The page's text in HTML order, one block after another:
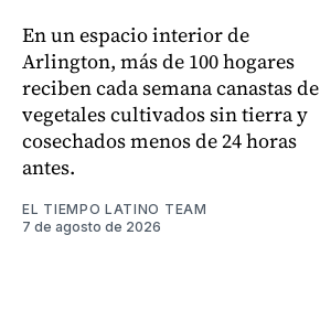
En un espacio interior de
Arlington, más de 100 hogares
reciben cada semana canastas de
vegetales cultivados sin tierra y
cosechados menos de 24 horas
antes.
EL TIEMPO LATINO TEAM
7 de agosto de 2026